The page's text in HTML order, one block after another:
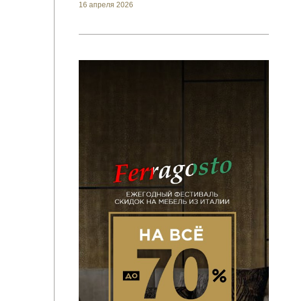
16 апреля 2026